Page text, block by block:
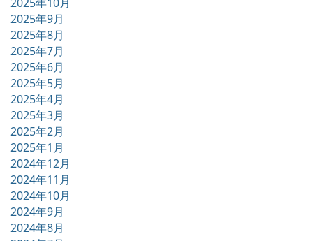
2025年9月
2025年8月
2025年7月
2025年6月
2025年5月
2025年4月
2025年3月
2025年2月
2025年1月
2024年12月
2024年11月
2024年10月
2024年9月
2024年8月